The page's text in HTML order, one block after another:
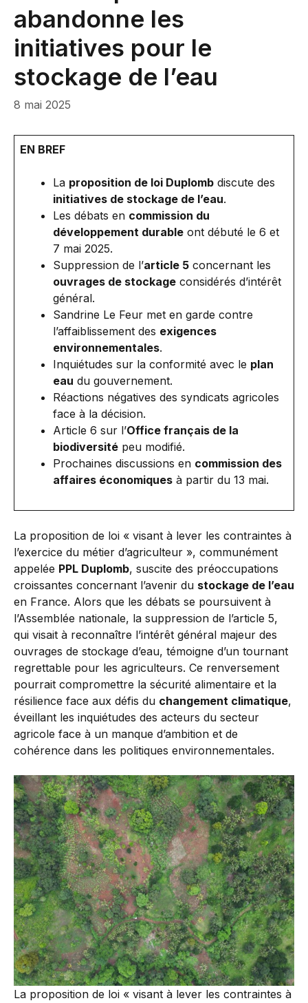
abandonne les
initiatives pour le
stockage de l’eau
8 mai 2025
EN BREF
La proposition de loi Duplomb discute des
initiatives de stockage de l’eau.
Les débats en commission du
développement durable ont débuté le 6 et
7 mai 2025.
Suppression de l’article 5 concernant les
ouvrages de stockage considérés d’intérêt
général.
Sandrine Le Feur met en garde contre
l’affaiblissement des exigences
environnementales.
Inquiétudes sur la conformité avec le plan
eau du gouvernement.
Réactions négatives des syndicats agricoles
face à la décision.
Article 6 sur l’Office français de la
biodiversité peu modifié.
Prochaines discussions en commission des
affaires économiques à partir du 13 mai.
La proposition de loi « visant à lever les contraintes à
l’exercice du métier d’agriculteur », communément
appelée PPL Duplomb, suscite des préoccupations
croissantes concernant l’avenir du stockage de l’eau
en France. Alors que les débats se poursuivent à
l’Assemblée nationale, la suppression de l’article 5,
qui visait à reconnaître l’intérêt général majeur des
ouvrages de stockage d’eau, témoigne d’un tournant
regrettable pour les agriculteurs. Ce renversement
pourrait compromettre la sécurité alimentaire et la
résilience face aux défis du changement climatique,
éveillant les inquiétudes des acteurs du secteur
agricole face à un manque d’ambition et de
cohérence dans les politiques environnementales.
La proposition de loi « visant à lever les contraintes à